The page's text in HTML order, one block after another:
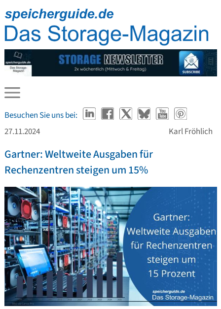
Besuchen Sie uns bei:
27.11.2024
Karl Fröhlich
Gartner: Weltweite Ausgaben für
Rechenzentren steigen um 15%